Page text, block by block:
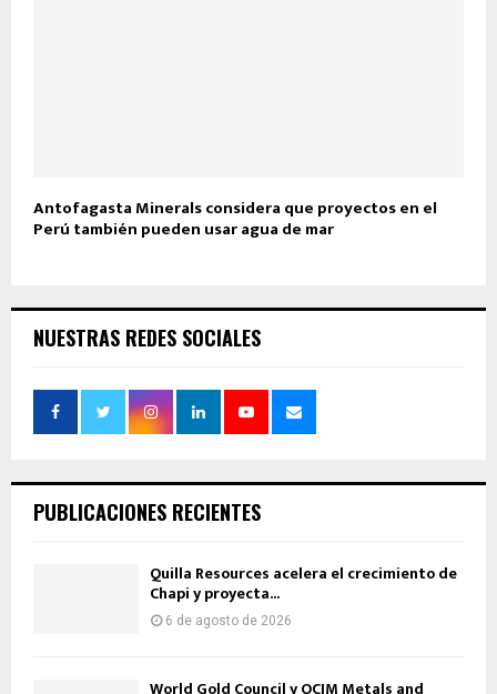
Antofagasta Minerals considera que proyectos en el
Perú también pueden usar agua de mar
NUESTRAS REDES SOCIALES
PUBLICACIONES RECIENTES
Quilla Resources acelera el crecimiento de
Chapi y proyecta...
6 de agosto de 2026